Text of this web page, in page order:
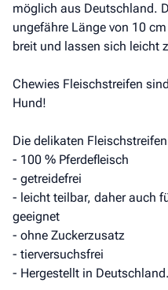
möglich aus Deutschland.
ungefähre Länge von 10
breit und lassen sich leicht
Chewies Fleischstreifen
Hund!
Die delikaten
- 100 % Pferdefleisch
- getreidefrei
- leicht teilbar, daher auch
geeignet
- ohne Zuckerzusatz
- tierversuchsfrei
- Hergestellt in Deutschland.